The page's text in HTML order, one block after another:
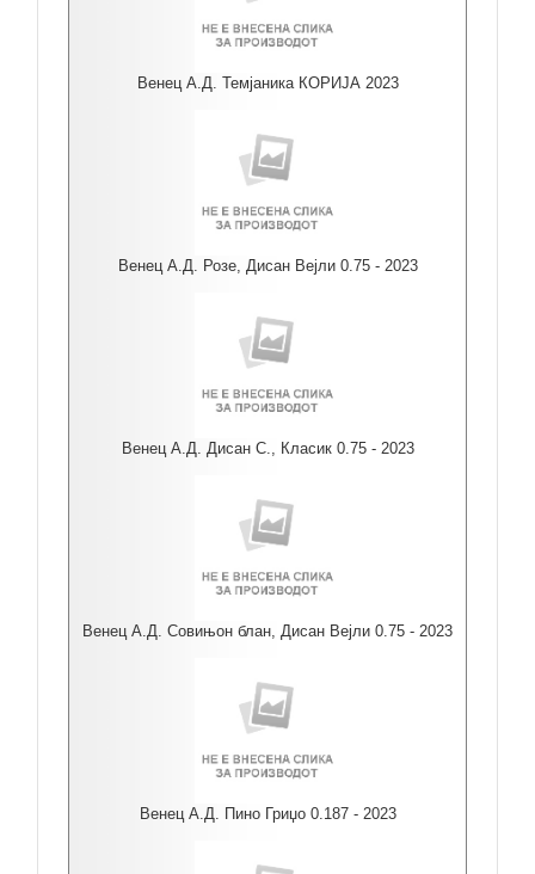
Венец А.Д. Темјаника КОРИЈА 2023
Венец А.Д. Розе, Дисан Вејли 0.75 - 2023
Венец А.Д. Дисан С., Класик 0.75 - 2023
Венец А.Д. Совињон блан, Дисан Вејли 0.75 - 2023
Венец А.Д. Пино Гриџо 0.187 - 2023